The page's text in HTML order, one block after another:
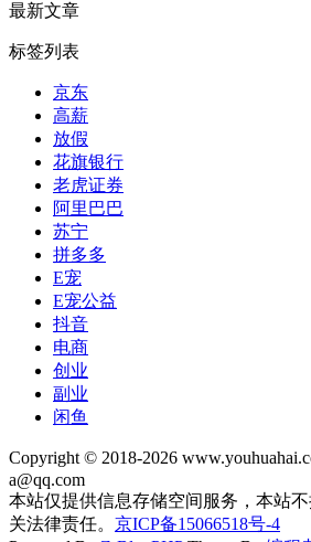
最新文章
标签列表
京东
高薪
放假
花旗银行
老虎证券
阿里巴巴
苏宁
拼多多
E宠
E宠公益
抖音
电商
创业
副业
闲鱼
Copyright © 2018-2026
a@qq.com
本站仅提供信息存储空间服务，本站
关法律责任。 京ICP备15066518号-4